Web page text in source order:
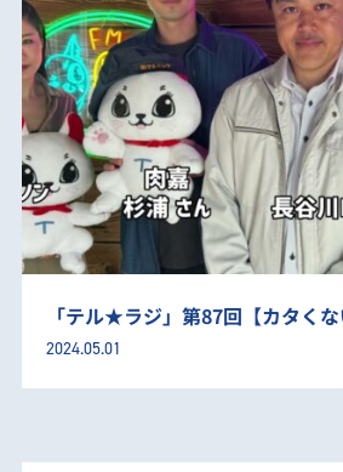
「テル★ラジ」第87回【カタくな
2024.05.01